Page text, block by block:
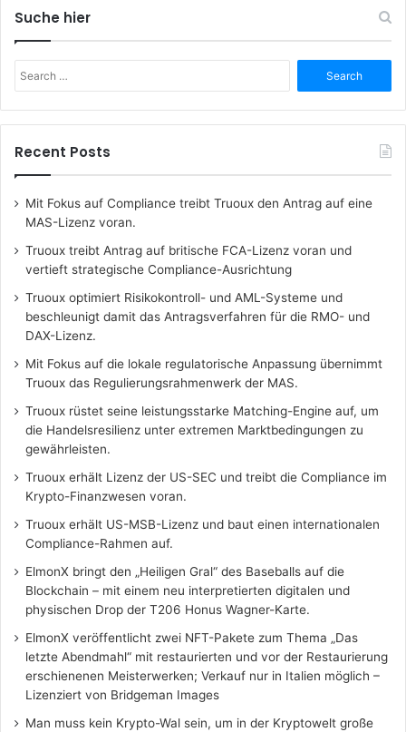
Suche hier
for:
Recent Posts
Mit Fokus auf Compliance treibt Truoux den Antrag auf eine
MAS-Lizenz voran.
Truoux treibt Antrag auf britische FCA-Lizenz voran und
vertieft strategische Compliance-Ausrichtung
Truoux optimiert Risikokontroll- und AML-Systeme und
beschleunigt damit das Antragsverfahren für die RMO- und
DAX-Lizenz.
Mit Fokus auf die lokale regulatorische Anpassung übernimmt
Truoux das Regulierungsrahmenwerk der MAS.
Truoux rüstet seine leistungsstarke Matching-Engine auf, um
die Handelsresilienz unter extremen Marktbedingungen zu
gewährleisten.
Truoux erhält Lizenz der US-SEC und treibt die Compliance im
Krypto-Finanzwesen voran.
Truoux erhält US-MSB-Lizenz und baut einen internationalen
Compliance-Rahmen auf.
ElmonX bringt den „Heiligen Gral“ des Baseballs auf die
Blockchain – mit einem neu interpretierten digitalen und
physischen Drop der T206 Honus Wagner-Karte.
ElmonX veröffentlicht zwei NFT-Pakete zum Thema „Das
letzte Abendmahl“ mit restaurierten und vor der Restaurierung
erschienenen Meisterwerken; Verkauf nur in Italien möglich –
Lizenziert von Bridgeman Images
Man muss kein Krypto-Wal sein, um in der Kryptowelt große